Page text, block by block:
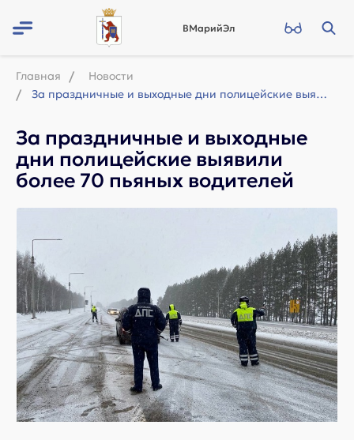
ВМарийЭл
Главная
Новости
За праздничные и выходные дни полицейские выявили более 70 пьяных водителей
За праздничные и выходные
дни полицейские выявили
более 70 пьяных водителей